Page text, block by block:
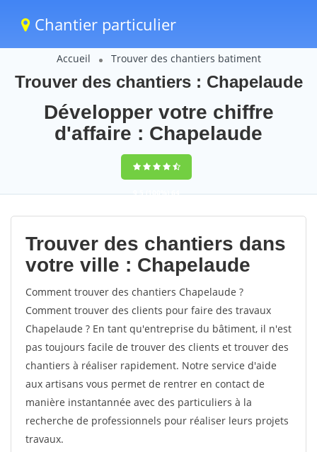
Chantier particulier
Accueil Trouver des chantiers batiment
Trouver des chantiers : Chapelaude
Développer votre chiffre
d'affaire : Chapelaude
9,5(100%)64
votes
Trouver des chantiers dans
votre ville : Chapelaude
Comment trouver des chantiers Chapelaude ?
Comment trouver des clients pour faire des travaux
Chapelaude ? En tant qu'entreprise du bâtiment, il n'est
pas toujours facile de trouver des clients et trouver des
chantiers à réaliser rapidement. Notre service d'aide
aux artisans vous permet de rentrer en contact de
manière instantannée avec des particuliers à la
recherche de professionnels pour réaliser leurs projets
travaux.